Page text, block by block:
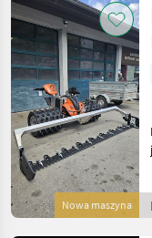
Nowa maszyna